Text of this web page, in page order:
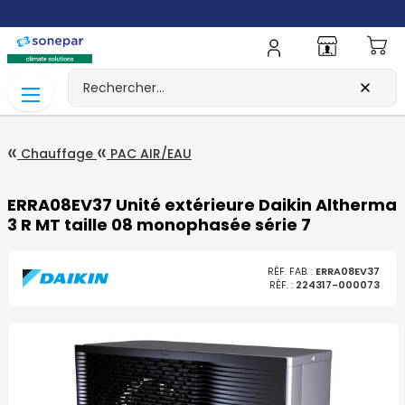
Chauffage PAC AIR/EAU
ERRA08EV37 Unité extérieure Daikin Altherma
3 R MT taille 08 monophasée série 7
RÉF. FAB. : ERRA08EV37
RÉF. : 224317-000073